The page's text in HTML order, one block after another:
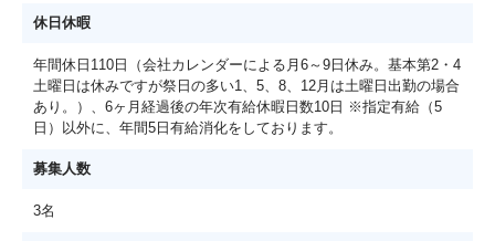
休日休暇
年間休日110日（会社カレンダーによる月6～9日休み。基本第2・4
土曜日は休みですが祭日の多い1、5、8、12月は土曜日出勤の場合
あり。）、6ヶ月経過後の年次有給休暇日数10日 ※指定有給（5
日）以外に、年間5日有給消化をしております。
募集人数
3名